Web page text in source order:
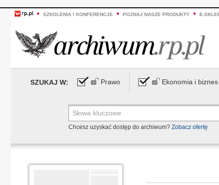
SZKOLENIA I KONFERENCJE POZNAJ NASZE PRODUKTY E-
SZUKAJ W: Prawo Ekonomia i biznes
Chcesz uzyskać dostęp do archiwum? Zobacz ofertę